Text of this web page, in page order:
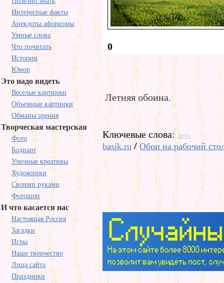
Интересные факты
Анекдоты афоризмы
Умные слова
Что почитать
Истории
Юмор
Это надо видеть
Веселые картинки
Объемные картинки
Обманы зрения
Творческая мастерская
Фото
Бодиарт
Уличные креативы
Художники
Своими руками
Фотошоп
И что касается нас
Настоящая Россия
Загадки
Игры
Наше творчество
Лица сайта
Праздники
0
Летняя обоина.
Ключевые слова: лето
basik.ru / Обои на рабочий